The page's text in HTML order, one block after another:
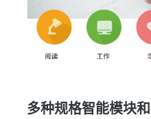
多种规格智能模块